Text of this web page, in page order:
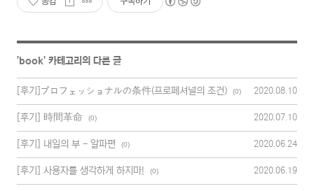
'book' 카테고리의 다른 글
[후기]プロフェッショナルの条件(프로페셔널의 조건) (0) 2020.08.10
[후기] 時間革命 (0) 2020.07.10
[후기] 내일의 부 - 알파편 (0) 2020.06.24
[후기] 사용자를 생각하게 하지마! (0) 2020.06.19